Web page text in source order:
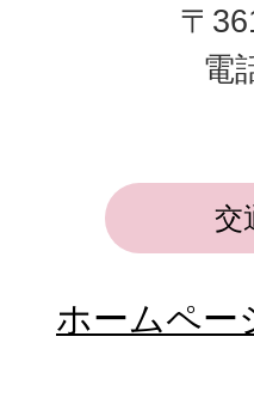
〒
電
交
ホームペー